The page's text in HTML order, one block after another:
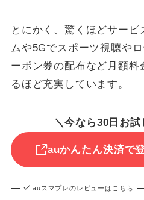
とにかく、驚くほどサー
ムや5Gでスポーツ視聴や
ーポン券の配布など月額料
るほど充実しています。
＼今なら30日お
auかんたん決済で
auスマプレのレビューはこちら